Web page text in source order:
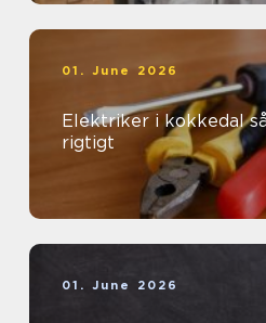
01. June 2026
Elektriker i kokkedal sådan vælger du
rigtigt
01. June 2026